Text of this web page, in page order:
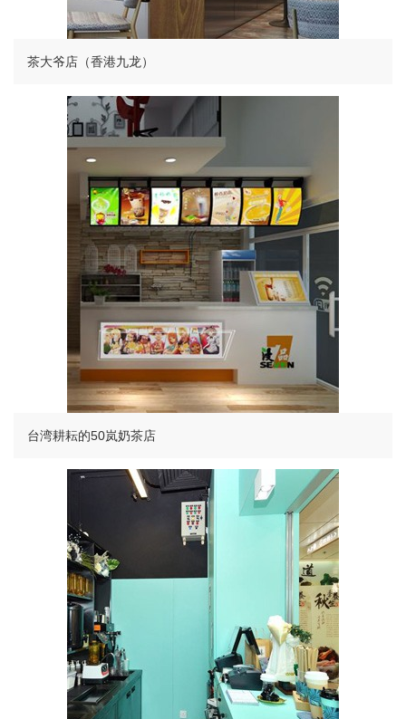
茶大爷店（香港九龙）
台湾耕耘的50岚奶茶店